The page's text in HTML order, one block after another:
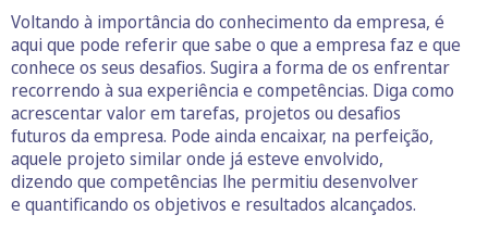
Voltando à importância do conhecimento da empresa, é
aqui que pode referir que sabe o que a empresa faz e que
conhece os seus desafios. Sugira a forma de os enfrentar
recorrendo à sua experiência e competências. Diga como
acrescentar valor em tarefas, projetos ou desafios
futuros da empresa. Pode ainda encaixar, na perfeição,
aquele projeto similar onde já esteve envolvido,
dizendo que competências lhe permitiu desenvolver
e quantificando os objetivos e resultados alcançados.